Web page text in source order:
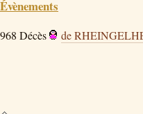
Évènements
968 Décès de